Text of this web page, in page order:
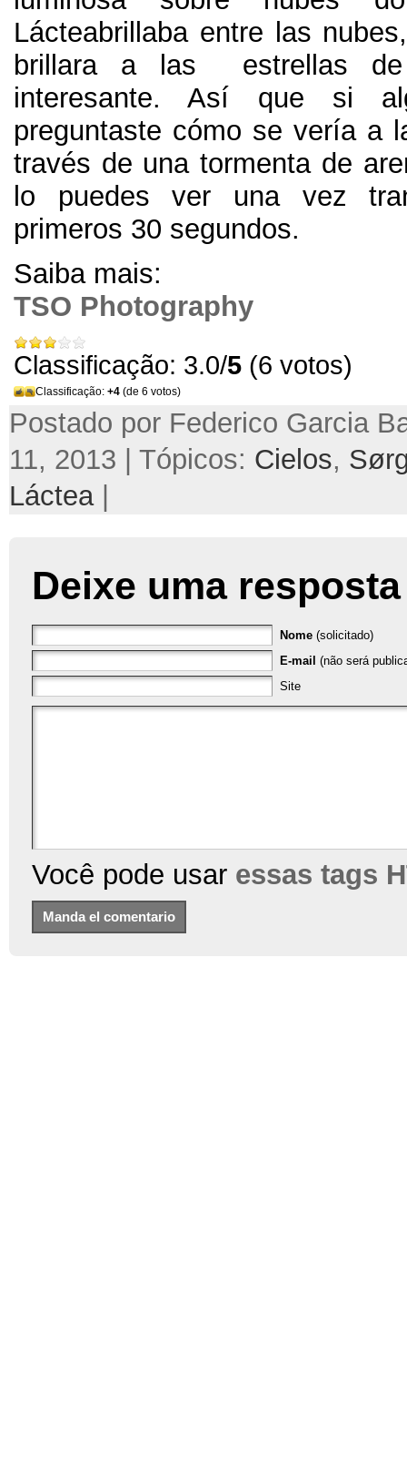
Lácteabrillaba entre las nubes
brillara a las estrellas de
interesante.Así que si
preguntaste cómo se vería a
través de una tormenta de
lo puedes ver una vez
primeros 30 segundos.
Saiba mais:
TSO Photography
Classificação: 3.0/5 (6 votos)
Classificação: +4 (de 6 votos)
Postado por Federico Garcia
11, 2013 | Tópicos: Cielos,
Láctea|
Deixe uma resposta
Nome (solicitado)
E-mail (não será
Site
Você pode usar essas tags